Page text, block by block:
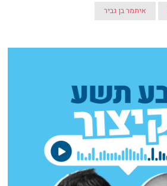
איתמר בן גביר